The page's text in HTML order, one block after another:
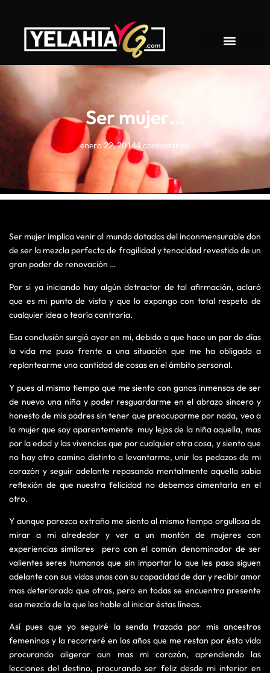
Ser mujer…
enero 22, 20144 comentarios
Ser mujer implica venir al mundo dotadas del inconmensurable don
de ser la mezcla perfecta de fragilidad y tenacidad revestido de un
gran poder de renovación …
Por si ya iniciando hay algún detractor de tal afirmación, aclaró
que es mi punto de vista y que lo expongo con total respeto de
cualquier idea o teoría contraria.
Esa conclusión surgió ayer en mi, debido a que hace un par de días
la vida me puso frente a una situación que me ha obligado a
replantearme una cantidad de cosas en el ámbito personal.
Y pues al mismo tiempo que me siento con ganas inmensas de ser
de nuevo una niña y poder resguardarme en el abrazo sincero y
honesto de mis padres sin tener que preocuparme por nada, veo a
la mujer que soy aparentemente muy lejos de la niña aquella, mas
por la edad y las vivencias que por cualquier otra cosa, y siento que
no hay otro camino distinto a levantarme, unir los pedazos de mi
corazón y seguir adelante repasando mentalmente aquella sabia
reflexión de que nuestra felicidad no debemos cimentarla en el
otro.
Y aunque parezca extraño me siento al mismo tiempo orgullosa de
mirar a mi alrededor y ver a un montón de mujeres con
experiencias similares pero con el común denominador de ser
valientes seres humanos que sin importar lo que les pasa siguen
adelante con sus vidas unas con su capacidad de dar y recibir amor
mas deteriorada que otras, pero en todas se encuentra presente
esa mezcla de la que les hable al iniciar éstas líneas.
Así pues que yo seguiré la senda trazada por mis ancestros
femeninos y la recorreré en los años que me restan por ésta vida
procurando aligerar aun mas mi corazón, aprendiendo las
lecciones del destino, procurando ser feliz desde mi interior en